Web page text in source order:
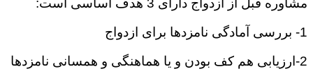
مشاوره قبل از ازدواج دارای 3 هدف اساسی است:
1- بررسی آمادگی نامزدها برای ازدواج
2-ارزیابی هم کف بودن و یا هماهنگی و همسانی نامزدها